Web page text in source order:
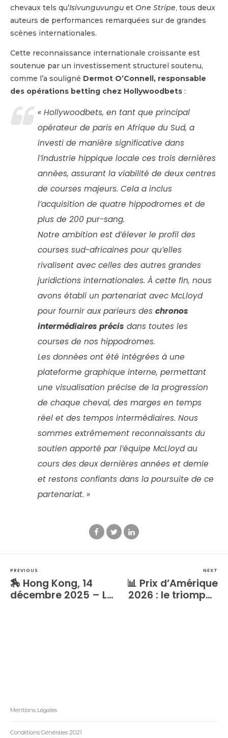
chevaux tels qu’Isivunguvungu et One Stripe, tous deux
auteurs de performances remarquées sur de grandes
scènes internationales.
Cette reconnaissance internationale croissante est
soutenue par un investissement structurel soutenu,
comme l’a souligné Dermot O’Connell, responsable
des opérations betting chez Hollywoodbets :
« Hollywoodbets, en tant que principal
opérateur de paris en Afrique du Sud, a
investi de manière significative dans
l’industrie hippique locale ces trois dernières
années, assurant la viabilité de deux centres
de courses majeurs. Cela a inclus
l’acquisition de quatre hippodromes et de
plus de 200 pur-sang.
Notre ambition est d’élever le profil des
courses sud-africaines pour qu’elles
rivalisent avec celles des autres grandes
juridictions internationales. À cette fin, nous
avons établi un partenariat avec McLloyd
pour fournir aux parieurs des chronos
intermédiaires précis dans toutes les
courses de nos hippodromes.
Les données ont été intégrées à une
plateforme graphique interne, permettant
une visualisation précise de la progression
de chaque cheval, des marges en temps
réel et des tempos intermédiaires. Nous
sommes extrêmement reconnaissants du
soutien apporté par l’équipe McLloyd au
cours des deux dernières années et demie
et restons confiants dans la poursuite de ce
partenariat. »
PREVIOUS
🏇 Hong Kong, 14
décembre 2025 – Le
NEXT
📊 Prix d’Amérique
2026 : le triomphe
Mentions Légales
Conditions Générales 2021